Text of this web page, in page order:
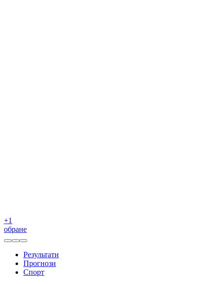
+1
обране
Результати
Прогнози
Спорт